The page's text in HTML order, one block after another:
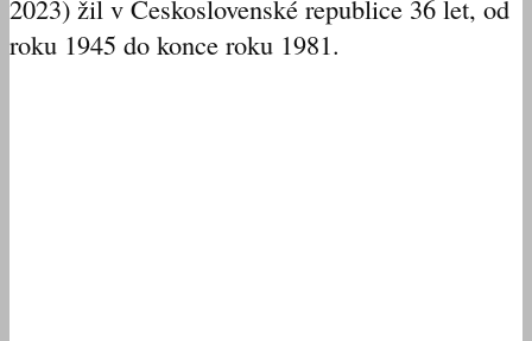
2023) žil v Československé republice 36 let, od
roku 1945 do konce roku 1981.